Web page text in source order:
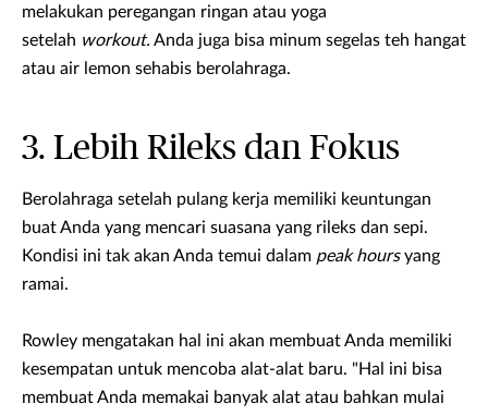
melakukan peregangan ringan atau yoga
setelah workout. Anda juga bisa minum segelas teh hangat
atau air lemon sehabis berolahraga.
3. Lebih Rileks dan Fokus
Berolahraga setelah pulang kerja memiliki keuntungan
buat Anda yang mencari suasana yang rileks dan sepi.
Kondisi ini tak akan Anda temui dalam peak hoursyang
ramai.
Rowley mengatakan hal ini akan membuat Anda memiliki
kesempatan untuk mencoba alat-alat baru. "Hal ini bisa
membuat Anda memakai banyak alat atau bahkan mulai